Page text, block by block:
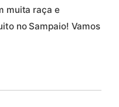
muita raça e
no Sampaio! Vamos